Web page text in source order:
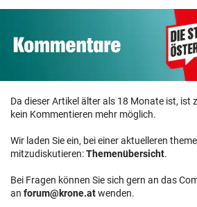
Da dieser Artikel älter als 18 Monate ist, ist
kein Kommentieren mehr möglich.
Wir laden Sie ein, bei einer aktuelleren
mitzudiskutieren:Themenübersicht.
Bei Fragen können Sie sich gern an das
an forum@krone.atwenden.